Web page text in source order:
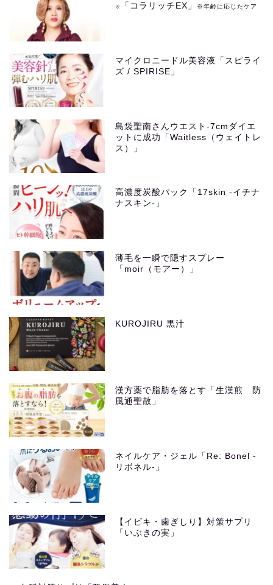
※ 「コラリッチEX」 ※年齢に応じたケア
マイクロニードル美容液「スピライ
ズ / SPIRISE」
島袋聖南さんウエスト-7cmダイエ
ットに成功「Waitless（ウェイトレ
ス）」
高濃度炭酸パック「17skin -イチナ
ナスキン-」
薄毛を一瞬で隠すスプレー
「moir（モアー）」
KUROJIRU 黒汁
漢方薬で脂肪を落とす「生漢煎 防
風通聖散」
ネイルケア・ジェル「Re: Bonel -
リボネル-」
【イビキ・歯ぎしり】対策サプリ
「いぶきの実」